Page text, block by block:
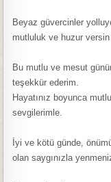
Beyaz güvercinler
mutluluk ve huzur
Bu mutlu ve mesut
teşekkür ederim.
Hayatınız boyunca
sevgilerimle.
İyi ve kötü günde,
olan saygınızla